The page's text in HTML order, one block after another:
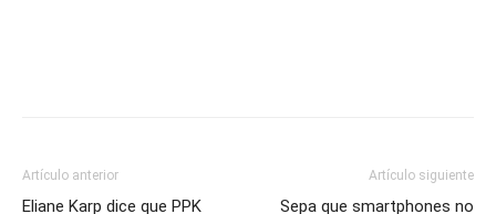
Artículo anterior
Eliane Karp dice que PPK
Artículo siguiente
Sepa que smartphones no